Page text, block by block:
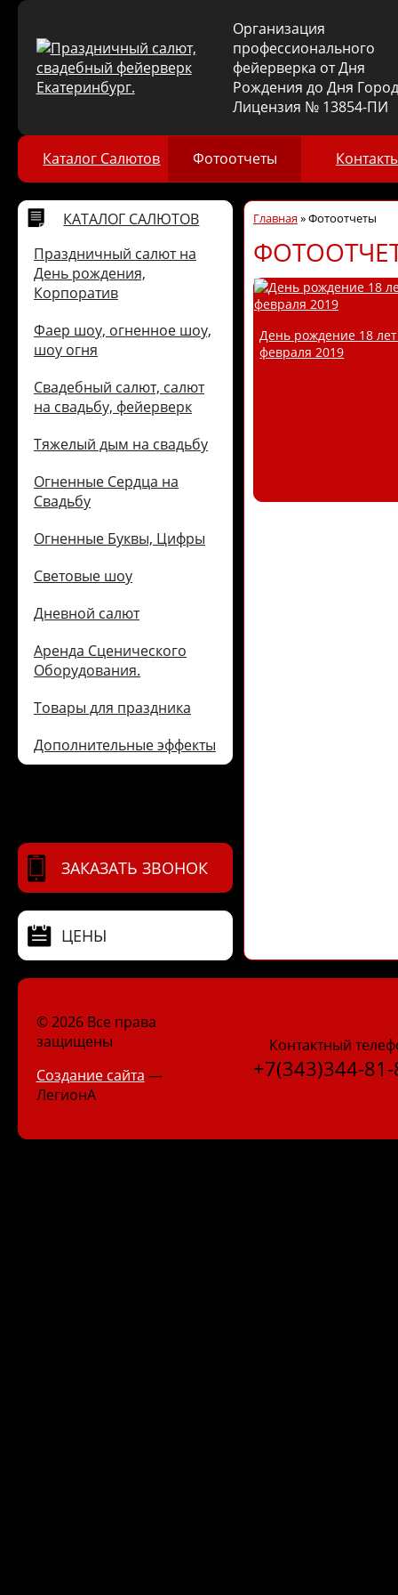
Организация
профессионального
фейерверка от Дня
Рождения до Дня
Лицензия № 13854-ПИ
Каталог Салютов Фотоотчеты
КАТАЛОГ САЛЮТОВ
Праздничный салют на
День рождения,
Корпоратив
Фаер шоу, огненное шоу,
шоу огня
Свадебный салют, салют
на свадьбу, фейерверк
Тяжелый дым на свадьбу
Огненные Сердца на
Свадьбу
Огненные Буквы, Цифры
Световые шоу
Дневной салют
Аренда Сценического
Оборудования.
Товары для праздника
Дополнительные эффекты
ЗАКАЗАТЬ ЗВОНОК
ЦЕНЫ
Главная»Фотоотчеты
День рождение 18
февраля 2019
© 2026 Все права
защищены
Создание сайта —
ЛегионА
Контактный
+7(343)344-